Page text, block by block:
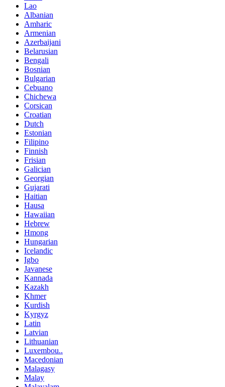
Lao
Albanian
Amharic
Armenian
Azerbaijani
Belarusian
Bengali
Bosnian
Bulgarian
Cebuano
Chichewa
Corsican
Croatian
Dutch
Estonian
Filipino
Finnish
Frisian
Galician
Georgian
Gujarati
Haitian
Hausa
Hawaiian
Hebrew
Hmong
Hungarian
Icelandic
Igbo
Javanese
Kannada
Kazakh
Khmer
Kurdish
Kyrgyz
Latin
Latvian
Lithuanian
Luxembou..
Macedonian
Malagasy
Malay